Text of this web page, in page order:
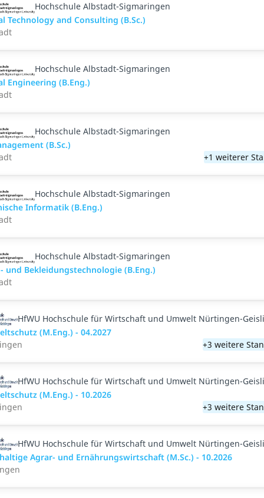
Hochschule Albstadt-Sigmaringen
Technology and Consulting (B.Sc.)
Hochschule Albstadt-Sigmaringen
Engineering (B.Eng.)
Hochschule Albstadt-Sigmaringen
(B.Sc.)
+1 weiterer
Hochschule Albstadt-Sigmaringen
Informatik (B.Eng.)
Hochschule Albstadt-Sigmaringen
und Bekleidungstechnologie (B.Eng.)
HfWU Hochschule für Wirtschaft und Umwelt Nürtingen-
(M.Eng.) - 04.2027
+3 weitere
HfWU Hochschule für Wirtschaft und Umwelt Nürtingen-
(M.Eng.) - 10.2026
+3 weitere
HfWU Hochschule für Wirtschaft und Umwelt Nürtingen-
Agrar- und Ernährungswirtschaft (M.Sc.) - 10.2026